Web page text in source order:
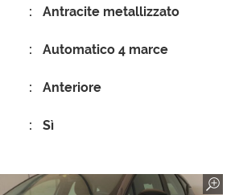
Antracite metallizzato
Automatico 4 marce
Anteriore
Sì